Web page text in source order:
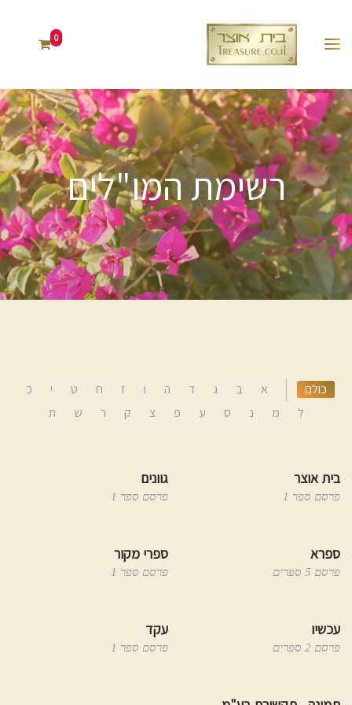
0
רשימת המו"לים
כולם א ב ג ד ה ו ז ח ט י
כ
ל
מ נ ס ע פ צ ק ר ש ת
בית אוצר
פרסם ספר 1
גוונים
פרסם ספר 1
ספרא
פרסם 5 ספרים
ספרי מקור
פרסם ספר 1
עכשיו
פרסם 2 ספרים
עקד
פרסם ספר 1